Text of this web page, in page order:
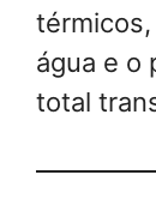
água e o
total